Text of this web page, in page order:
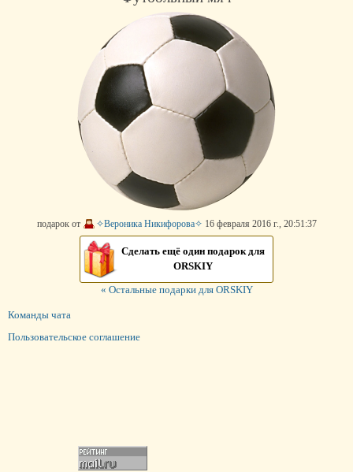
подарок от ✧Вероника Никифорова✧ 16 февраля 2016 г., 20:51:37
Сделать ещё один подарок для
ORSKIY
« Остальные подарки для ORSKIY
Команды чата
Пользовательское соглашение